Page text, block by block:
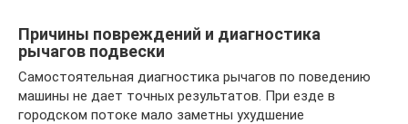
Причины повреждений и диагностика
рычагов подвески
Самостоятельная диагностика рычагов по поведению
машины не дает точных результатов. При езде в
городском потоке мало заметны ухудшение